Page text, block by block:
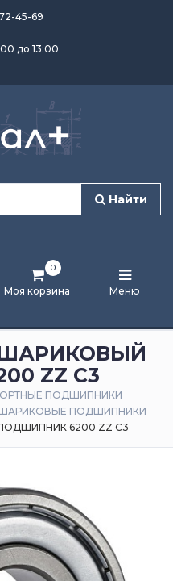
45-69
до 13:00
Найти
Моя корзина
0
Меню
ZZ C3
ПОДШИПНИКИ
ПОДШИПНИКИ
6200 ZZ C3